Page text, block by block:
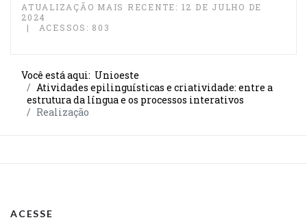
ATUALIZAÇÃO MAIS RECENTE: 12 DE JULHO DE
2024
ACESSOS: 803
Você está aqui: Unioeste
Atividades epilinguísticas e criatividade: entre a
estrutura da língua e os processos interativos
Realização
ACESSE